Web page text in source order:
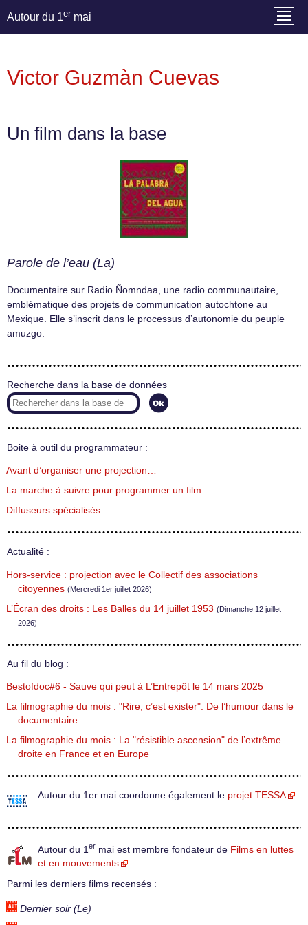
Autour du 1er mai
Victor Guzmàn Cuevas
Un film dans la base
Parole de l’eau (La)
Documentaire sur Radio Ñomndaa, une radio communautaire,
emblématique des projets de communication autochtone au
Mexique. Elle s’inscrit dans le processus d’autonomie du peuple
amuzgo.
Recherche dans la base de données
Boite à outil du programmateur :
Avant d’organiser une projection…
La marche à suivre pour programmer un film
Diffuseurs spécialisés
Actualité :
Hors-service : projection avec le Collectif des associations
citoyennes (Mercredi 1er juillet 2026)
L’Écran des droits : Les Balles du 14 juillet 1953 (Dimanche 12 juillet
2026)
Au fil du blog :
Bestofdoc#6 - Sauve qui peut à L’Entrepôt le 14 mars 2025
La filmographie du mois : "Rire, c’est exister". De l’humour dans le
documentaire
La filmographie du mois : La "résistible ascension" de l’extrême
droite en France et en Europe
Autour du 1er mai coordonne également le projet TESSA
Autour du 1 er mai est membre fondateur de Films en luttes
et en mouvements
Parmi les derniers films recensés :
Dernier soir (Le)